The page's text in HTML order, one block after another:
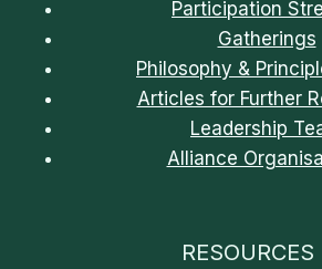
Participation
Gatherings
Philosophy &
Articles for Further
Leadership
Alliance
RESOURCES